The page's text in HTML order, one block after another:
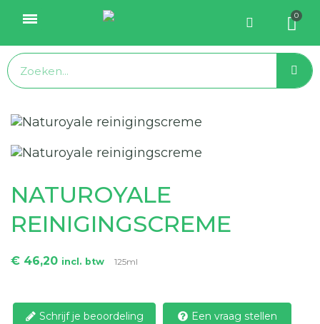
NATUROYALE
REINIGINGSCREME
€ 46,20 incl. btw 125ml
Schrijf je beoordeling Een vraag stellen